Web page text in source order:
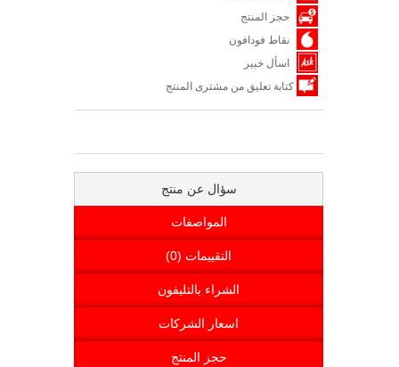
حجز المنتج
نقاط فودافون
اسأل خبير
كتابة تعليق من مشترى المنتج
سؤال عن منتج
المواصفات
التقييمات (0)
الشراء بالتليفون
اسعار الشركات
حجز المنتج